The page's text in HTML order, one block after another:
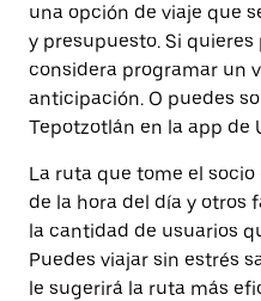
una opción de viaje que
y presupuesto. Si
considera programar un
anticipación. O puedes
Tepotzotlán en la app de
La ruta que tome el
de la hora del día y otros
la cantidad de usuarios
Puedes viajar sin estrés
le sugerirá la ruta más